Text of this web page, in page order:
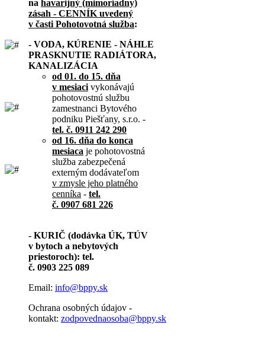
na havarijný (mimoriadny)
zásah - CENNÍK uvedený
v časti Pohotovotná služba:
- VODA, KÚRENIE - NÁHLE
PRASKNUTIE RADIÁTORA,
KANALIZÁCIA
od 01. do 15. dňa
v mesiaci vykonávajú
pohotovostnú službu
zamestnanci Bytového
podniku Piešťany, s.r.o. -
tel. č. 0911 242 290
od 16. dňa do konca
mesiaca je pohotovostná
služba zabezpečená
externým dodávateľom
v zmysle jeho platného
cenníka - tel.
č. 0907 681 226
- KURIČ (dodávka ÚK, TÚV
v bytoch a nebytových
priestoroch): tel.
č. 0903 225 089
Email: info@bppy.sk
Ochrana osobných údajov -
kontakt: zodpovednaosoba@bppy.sk